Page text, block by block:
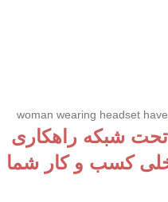
تحت شبکه راهکاری
کسب و کار شما